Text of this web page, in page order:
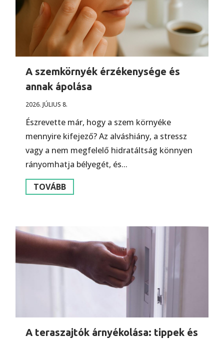
A szemkörnyék érzékenysége és
annak ápolása
2026. JÚLIUS 8.
Észrevette már, hogy a szem környéke
mennyire kifejező? Az alváshiány, a stressz
vagy a nem megfelelő hidratáltság könnyen
rányomhatja bélyegét, és...
TOVÁBB
A teraszajtók árnyékolása: tippek és